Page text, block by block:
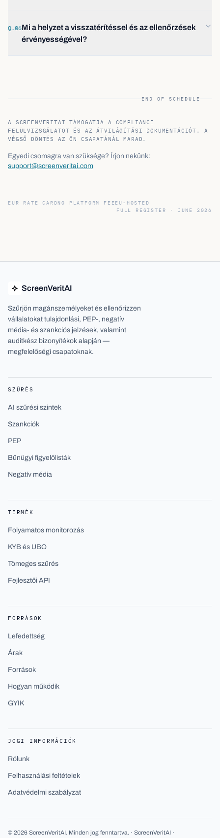
Q.06Mi a helyzet a visszatérítéssel és az ellenőrzések
érvényességével?
END OF SCHEDULE
A SCREENVERITAI TÁMOGATJA A COMPLIANCE
FELÜLVIZSGÁLATOT ÉS AZ ÁTVILÁGÍTÁSI DOKUMENTÁCIÓT. A
VÉGSŐ DÖNTÉS AZ ÖN CSAPATÁNÁL MARAD.
Egyedi csomagra van szüksége? Írjon nekünk:
support@screenveritai.com
EUR RATE CARDNO PLATFORM FEE EU-HOSTED
FULL REGISTER · JUNE 2026
ScreenVeritAI
Szűrjön magánszemélyeket és ellenőrizzen
vállalatokat tulajdonlási, PEP-, negatív
média- és szankciós jelzések, valamint
auditkész bizonyítékok alapján —
megfelelőségi csapatoknak.
SZŰRÉS
AI szűrési szintek
Szankciók
PEP
Bűnügyi figyelőlisták
Negatív média
TERMÉK
Folyamatos monitorozás
KYB és UBO
Tömeges szűrés
Fejlesztői API
FORRÁSOK
Lefedettség
Árak
Források
Hogyan működik
GYIK
JOGI INFORMÁCIÓK
Rólunk
Felhasználási feltételek
Adatvédelmi szabályzat
© 2026 ScreenVeritAI. Minden jog fenntartva. · ScreenVeritAI ·